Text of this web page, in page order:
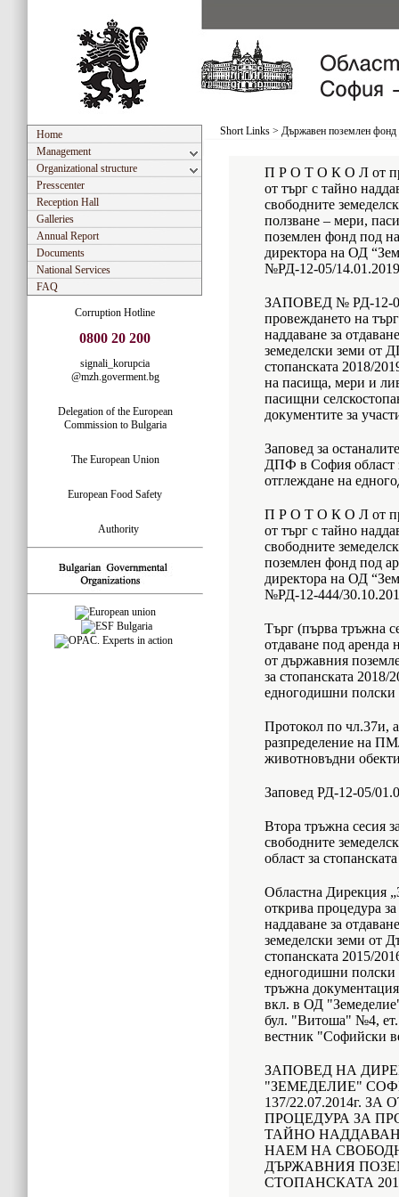
Home
Management
Organizational structure
Presscenter
Reception Hall
Galleries
Annual Report
Documents
National Services
FAQ
Corruption Hotline
0800 20 200
signali_korupcia
@mzh.goverment.bg
Delegation of the European
Commission to Bulgaria
The European Union
European Food Safety
Authority
Short Links > Държавен поземлен фонд
П Р О Т О К О Л от
от търг с тайно
свободните
ползване – мери,
поземлен фонд под
директора на ОД
№РД-12-05/
ЗАПОВЕД № РД-12-
провеждането на
наддаване за
земеделски земи от
стопанската 2018/
на пасища, мери и
пасищни
документите за
Заповед за
ДПФ в София област
отглеждане на
П Р О Т О К О Л от
от търг с тайно
свободните
поземлен фонд под
директора на ОД
№РД-12-444/
Търг (първа тръжна
отдаване под аренда
от държавния
за стопанската 2018/
едногодишни полски
Протокол по чл.37и,
разпределение на
животновъдни
Заповед РД-12-05/
Втора тръжна сесия
свободните
област за
Областна Дирекция
открива процедура
наддаване за
земеделски земи от
стопанската 2015/
едногодишни полски
тръжна
вкл. в ОД
бул. "Витоша" №4, ет.
вестник "Софийски
ЗАПОВЕД НА
"ЗЕМЕДЕЛИЕ"
137/22.07.2014г.
ПРОЦЕДУРА ЗА
ТАЙНО
НАЕМ НА
ДЪРЖАВНИЯ
СТОПАНСКАТА